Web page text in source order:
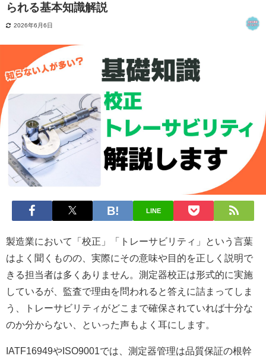
られる基本知識解説
2026年6月6日
LINE
製造業において「校正」「トレーサビリティ」という言葉
はよく聞くものの、実際にその意味や目的を正しく説明で
きる担当者は多くありません。測定器校正は形式的に実施
しているが、監査で理由を問われると答えに詰まってしま
う、トレーサビリティがどこまで確保されていれば十分な
のか分からない、といった声もよく耳にします。
IATF16949やISO9001では、測定器管理は品質保証の根幹